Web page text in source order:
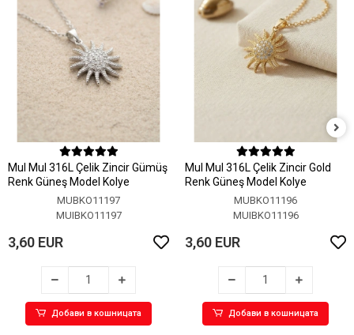
MuI MuI 316L Çelik Zincir Gümüş
Renk Güneş Model Kolye
MUBKO11197
MUIBKO11197
3,60 EUR
Добави в кошницата
MuI MuI 316L Çelik Zincir Gold
Renk Güneş Model Kolye
MUBKO11196
MUIBKO11196
3,60 EUR
Добави в кошницата